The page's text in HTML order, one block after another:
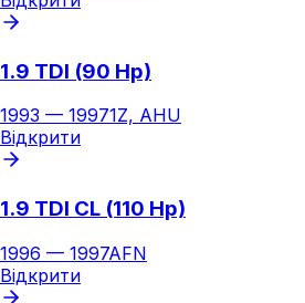
1.9 TDI (90 Hp)
1993 — 19971Z, AHU
Відкрити
1.9 TDI CL (110 Hp)
1996 — 1997AFN
Відкрити